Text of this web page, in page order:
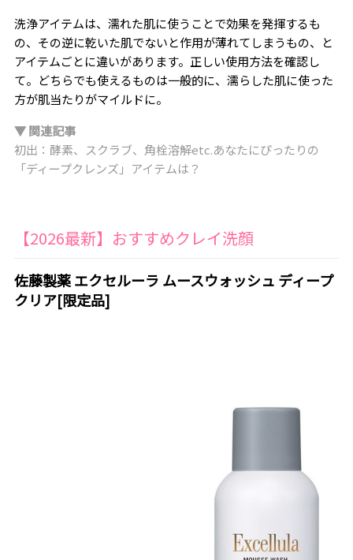
洗浄アイテムは、濡れた肌に使うことで効果を発揮するも
の、その逆に乾いた肌でないと作用が薄れてしまうもの、と
アイテムごとに違いがあります。正しい使用方法を確認し
て。どちらでも使えるものは一般的に、濡らした肌に使った
方が肌当たりがマイルドに。
▼ 関連記事
初出：酵素、スクラブ、角栓溶解etc.あなたにぴったりの
「ディープクレンズ」アイテムは？
【2026最新】おすすめクレイ洗顔
佐藤製薬 エクセルーラ ムースウォッシュ ディープ
クリア[限定品]